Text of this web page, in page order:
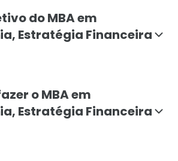
do MBA em
Estratégia Financeira
o MBA em
Estratégia Financeira